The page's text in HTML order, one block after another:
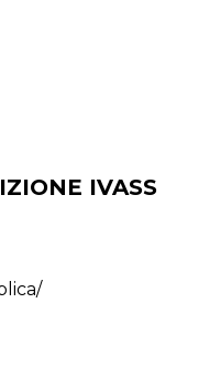
IVASS